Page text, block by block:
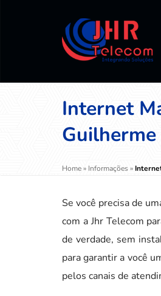
Internet
Guilherme
Home» Informações »
Se você precisa de
com a Jhr Telecom
de verdade, sem
para garantir a você
pelos canais de